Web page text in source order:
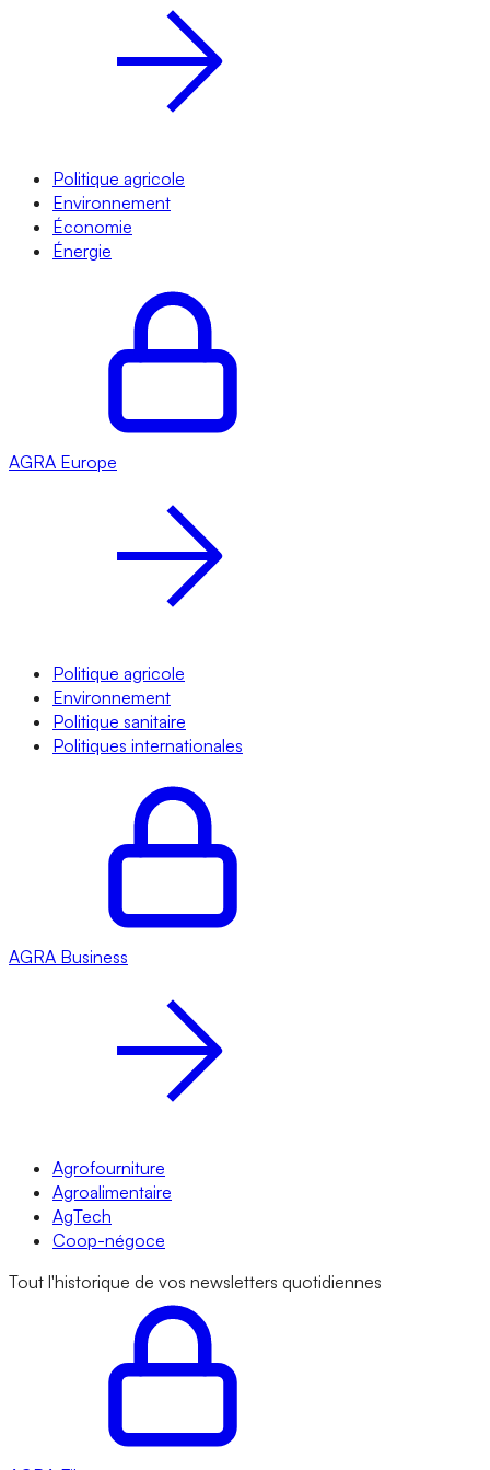
Politique agricole
Environnement
Économie
Énergie
AGRA Europe
Politique agricole
Environnement
Politique sanitaire
Politiques internationales
AGRA Business
Agrofourniture
Agroalimentaire
AgTech
Coop-négoce
Tout l'historique de vos newsletters quotidiennes